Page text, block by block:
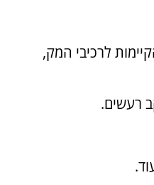
לרכיבי המק,
רעשים.